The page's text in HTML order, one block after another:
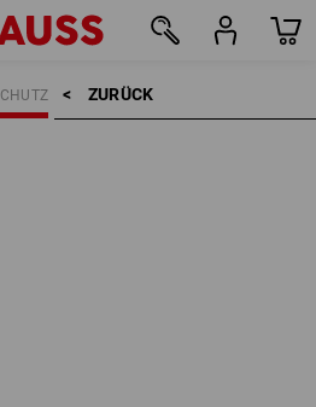
ZURÜCK    >